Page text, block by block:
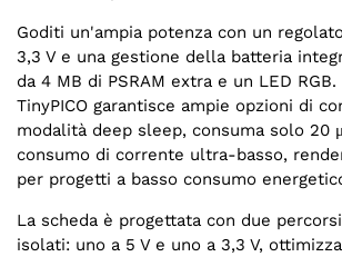
Goditi un'ampia potenza con un
3,3 V e una gestione della batteria
da 4 MB di PSRAM extra e un LED RGB.
TinyPICO garantisce ampie opzioni di
modalità deep sleep, consuma solo 20
consumo di corrente ultra-basso,
per progetti a basso consumo
La scheda è progettata con due
isolati: uno a 5 V e uno a 3,3 V,